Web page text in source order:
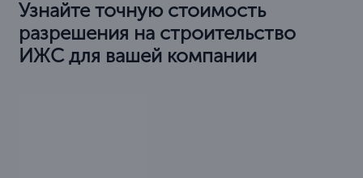
Узнайте точную стоимость
разрешения на строительство
ИЖС для вашей компании